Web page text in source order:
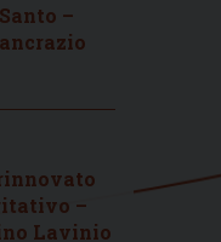
–
–
Lavinio